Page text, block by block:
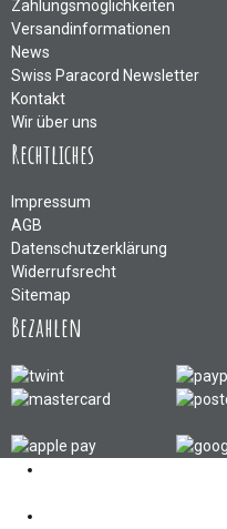
Zahlungsmöglichkeiten
Versandinformationen
News
Swiss Paracord Newsletter
Kontakt
Wir über uns
Rechtliches
Impressum
AGB
Datenschutzerklärung
Widerrufsrecht
Sitemap
Bezahlen